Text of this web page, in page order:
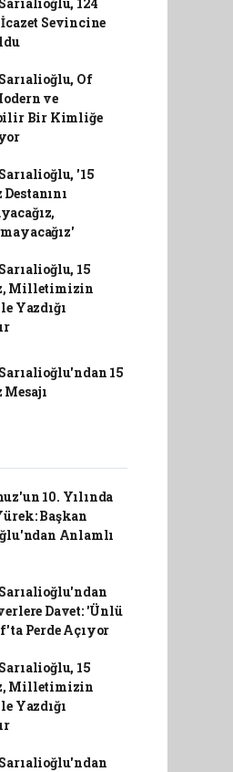
İcazet Sevincine
Of
ve
Bir Kimliğe
'15
15
Milletimizin
Yazdığı
15
10. Yılında
Başkan
Anlamlı
Davet: 'Ünlü
Perde Açıyor
15
Milletimizin
Yazdığı